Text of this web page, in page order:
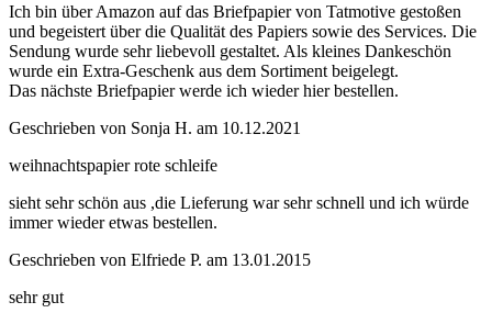
Ich bin über Amazon auf das Briefpapier von Tatmotive gestoßen
und begeistert über die Qualität des Papiers sowie des Services. Die
Sendung wurde sehr liebevoll gestaltet. Als kleines Dankeschön
wurde ein Extra-Geschenk aus dem Sortiment beigelegt.
Das nächste Briefpapier werde ich wieder hier bestellen.
Geschrieben von Sonja H. am 10.12.2021
weihnachtspapier rote schleife
sieht sehr schön aus ,die Lieferung war sehr schnell und ich würde
immer wieder etwas bestellen.
Geschrieben von Elfriede P. am 13.01.2015
sehr gut